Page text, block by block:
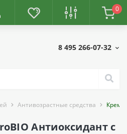
0
8 495 266-07-32
Антивозрастные средства Крем
Антиоксидант с